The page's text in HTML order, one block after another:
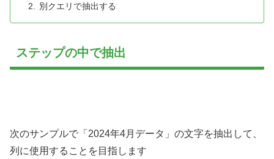
別クエリで抽出する
ステップの中で抽出
次のサンプルで「2024年4月データ」の文字を抽出して、
列に使用することを目指します